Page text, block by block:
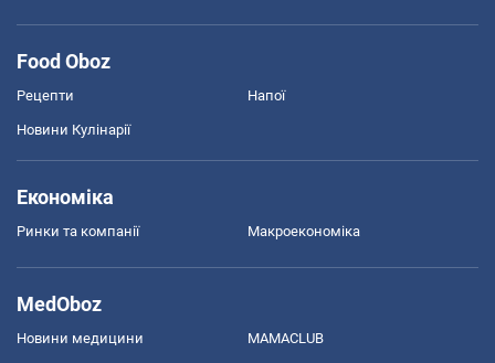
Food Oboz
Рецепти Напої
Новини Кулінарії
Економіка
Ринки та компанії Макроекономіка
MedOboz
Новини медицини MAMACLUB